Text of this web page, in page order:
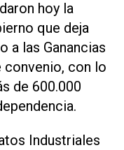
hoy la
que deja
a las Ganancias
convenio, con lo
de 600.000
Industriales